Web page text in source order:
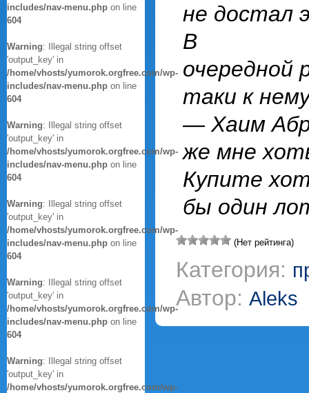
includes/nav-menu.php on line
604
Warning: Illegal string offset
'output_key' in
/home/vhosts/yumorok.orgfree.com/wp-
includes/nav-menu.php on line
604
Warning: Illegal string offset
'output_key' in
/home/vhosts/yumorok.orgfree.com/wp-
includes/nav-menu.php on line
604
Warning: Illegal string offset
'output_key' in
/home/vhosts/yumorok.orgfree.com/wp-
includes/nav-menu.php on line
604
Warning: Illegal string offset
'output_key' in
/home/vhosts/yumorok.orgfree.com/wp-
includes/nav-menu.php on line
604
Warning: Illegal string offset
'output_key' in
/home/vhosts/yumorok.orgfree.com/wp-
не достал
В
очередной
таки к
— Хаим
же мне
Купите
бы один
(Нет рейтинга)
Категория:
Автор: Aleks